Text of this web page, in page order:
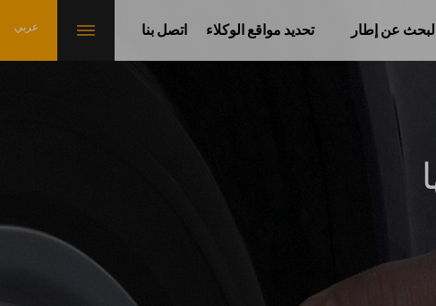
البحث عن إطار تحديد مواقع الوكلاء اتصل بنا